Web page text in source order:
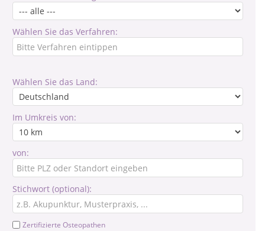
Wählen Sie das Verfahren:
Wählen Sie das Land:
Im Umkreis von:
von:
Stichwort (optional):
Zertifizierte Osteopathen